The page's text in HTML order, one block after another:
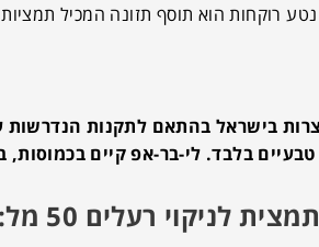
רוקחות הוא תוסף תזונה המכיל תמציות
בישראל בהתאם לתקנות
לי-בר-אפ קיים בכמוסות, במארז של 3* 50 מ"ל ובמארז
לניקוי רעלים 50 מל: